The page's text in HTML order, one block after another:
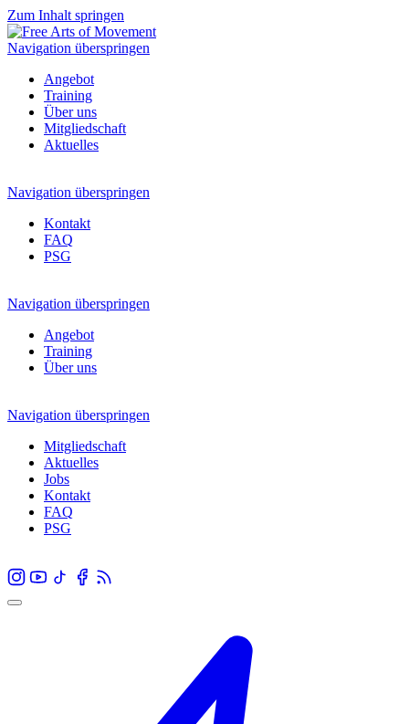
Zum Inhalt springen
Navigation überspringen
Angebot
Training
Über uns
Mitgliedschaft
Aktuelles
Navigation überspringen
Kontakt
FAQ
PSG
Navigation überspringen
Angebot
Training
Über uns
Navigation überspringen
Mitgliedschaft
Aktuelles
Jobs
Kontakt
FAQ
PSG